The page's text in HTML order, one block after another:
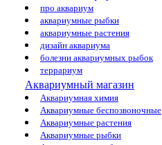
про аквариум
аквариумные рыбки
аквариумные растения
дизайн аквариума
болезни аквариумных рыбок
террариум
Аквариумный магазин
Аквариумная химия
Аквариумные беспозвоночные
Аквариумные растения
Аквариумные рыбки